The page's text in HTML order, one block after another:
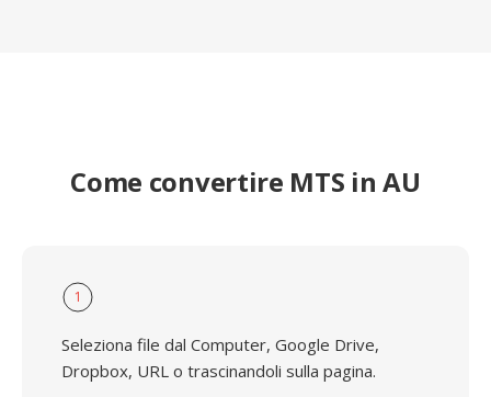
Come convertire MTS in AU
1
Seleziona file dal Computer, Google Drive,
Dropbox, URL o trascinandoli sulla pagina.